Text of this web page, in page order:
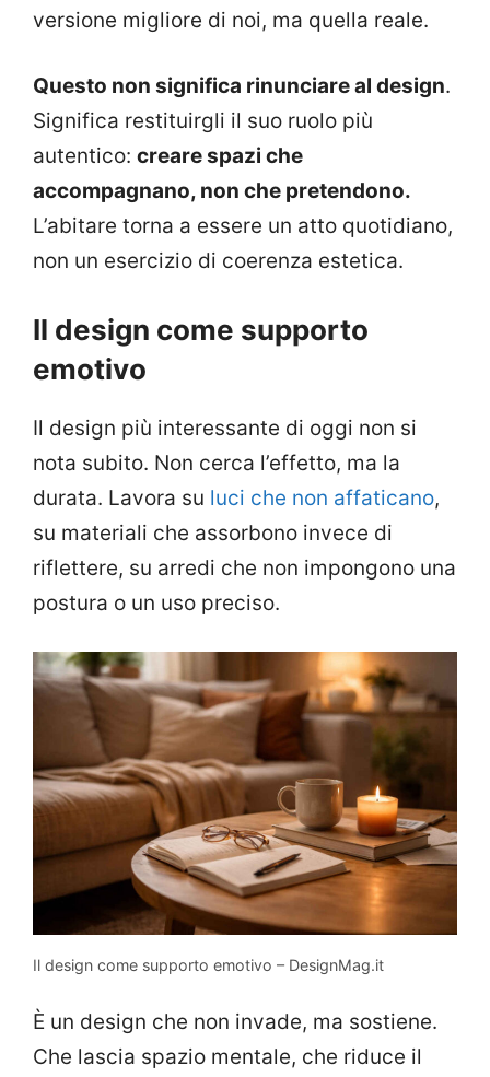
versione migliore di noi, ma quella reale.
Questo non significa rinunciare al design.
Significa restituirgli il suo ruolo più
autentico: creare spazi che
accompagnano, non che pretendono.
L’abitare torna a essere un atto quotidiano,
non un esercizio di coerenza estetica.
Il design come supporto
emotivo
Il design più interessante di oggi non si
nota subito. Non cerca l’effetto, ma la
durata. Lavora su luci che non affaticano,
su materiali che assorbono invece di
riflettere, su arredi che non impongono una
postura o un uso preciso.
Il design come supporto emotivo – DesignMag.it
È un design che non invade, ma sostiene.
Che lascia spazio mentale, che riduce il